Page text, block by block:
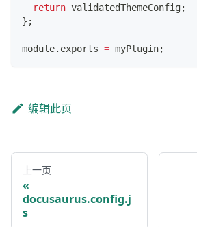
return validatedThemeConfig;
} ;
module. exports = myPlugin;
编辑此页
上一页
docusaurus.config.j
s